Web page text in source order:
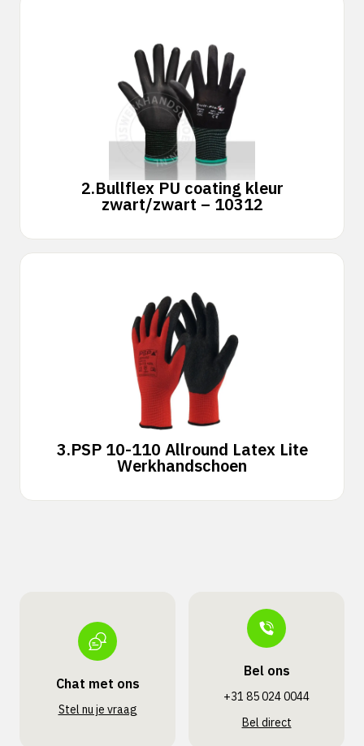
2.Bullflex PU coating kleur
zwart/zwart – 10312
3.PSP 10-110 Allround Latex Lite
Werkhandschoen
Chat met ons
Stel nu je vraag
Bel ons
+31 85 024 0044
Bel direct